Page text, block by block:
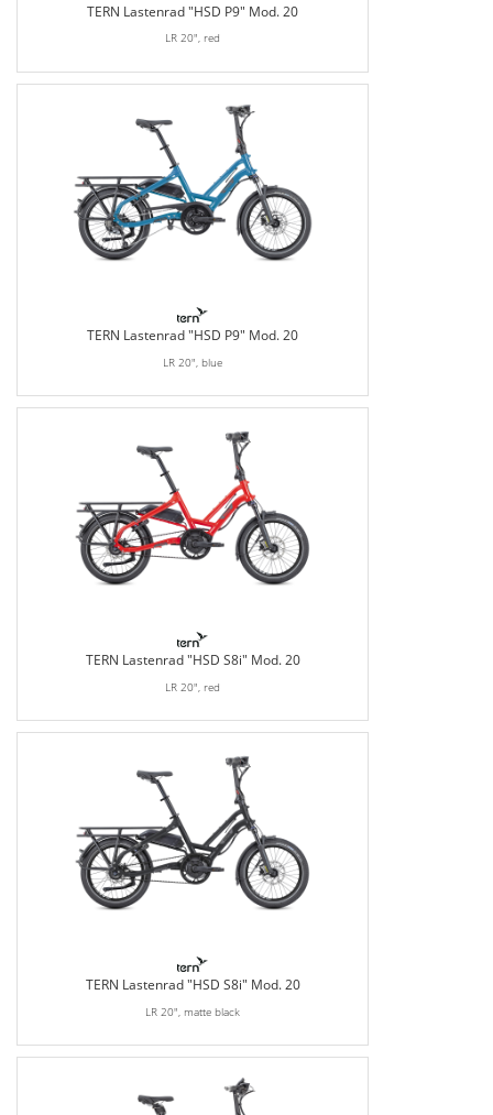
TERN Lastenrad "HSD P9" Mod. 20
LR 20", red
TERN Lastenrad "HSD P9" Mod. 20
LR 20", blue
TERN Lastenrad "HSD S8i" Mod. 20
LR 20", red
TERN Lastenrad "HSD S8i" Mod. 20
LR 20", matte black